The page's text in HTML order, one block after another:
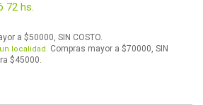
72 hs.
a $50000, SIN COSTO.
localidad. Compras mayor a $70000, SIN
$45000.